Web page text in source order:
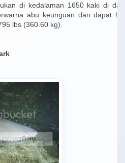
di kedalaman 1650 kaki di
abu keunguan dan dapat
lbs (360.60 kg).